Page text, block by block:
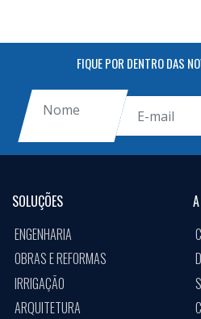
FIQUE POR DENTRO DAS
SOLUÇÕES
ENGENHARIA
OBRAS E REFORMAS
IRRIGAÇÃO
ARQUITETURA